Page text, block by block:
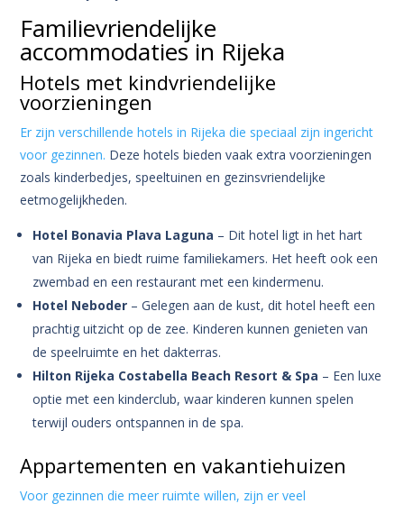
Familievriendelijke
accommodaties in Rijeka
Hotels met kindvriendelijke
voorzieningen
Er zijn verschillende hotels in Rijeka die speciaal zijn ingericht
voor gezinnen. Deze hotels bieden vaak extra voorzieningen
zoals kinderbedjes, speeltuinen en gezinsvriendelijke
eetmogelijkheden.
Hotel Bonavia Plava Laguna – Dit hotel ligt in het hart
van Rijeka en biedt ruime familiekamers. Het heeft ook een
zwembad en een restaurant met een kindermenu.
Hotel Neboder – Gelegen aan de kust, dit hotel heeft een
prachtig uitzicht op de zee. Kinderen kunnen genieten van
de speelruimte en het dakterras.
Hilton Rijeka Costabella Beach Resort & Spa – Een luxe
optie met een kinderclub, waar kinderen kunnen spelen
terwijl ouders ontspannen in de spa.
Appartementen en vakantiehuizen
Voor gezinnen die meer ruimte willen, zijn er veel